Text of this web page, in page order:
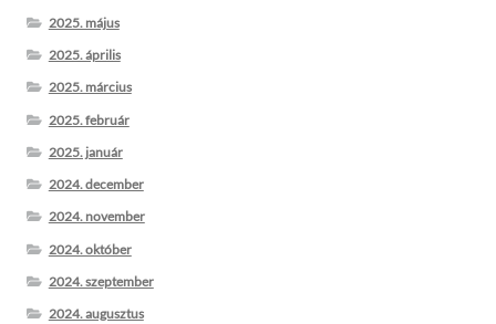
2025. május
2025. április
2025. március
2025. február
2025. január
2024. december
2024. november
2024. október
2024. szeptember
2024. augusztus